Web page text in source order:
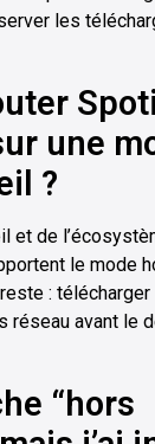
les
une
?
et de
le mode
: télécharger
réseau avant le
“hors